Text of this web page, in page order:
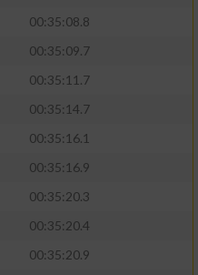
00:35:08.8
00:35:09.7
00:35:11.7
00:35:14.7
00:35:16.1
00:35:16.9
00:35:20.3
00:35:20.4
00:35:20.9